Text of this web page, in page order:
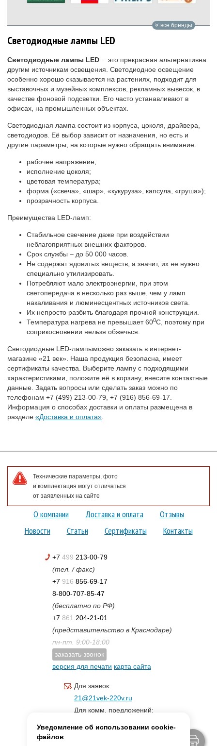
все бренды
Светодиодные лампы LED
Светодиодные лампы LED ─ это прекрасная альтернативна
другим источникам освещения. Светодиодное освещение
особенно хорошо сказывается на растениях, подходит для
выставочных и музейных комплексов, рекламных вывесок, в
качестве фоновой подсветки. Его часто устанавливают в
офисах, на промышленных объектах.
Светодиодная лампа состоит из корпуса, цоколя, драйвера,
светодиодов. Её выбор зависит от назначения, но есть и
другие параметры, на которые нужно обращать внимание:
рабочее напряжение;
исполнение цоколя;
цветовая температура;
форма («свеча», «шар», «кукуруза», капсула, «груша»);
прозрачность корпуса.
Преимущества LED-ламп:
Стабильное свечение даже при воздействии
неблагоприятных внешних факторов.
Срок службы – до 50 000 часов.
Не содержат ядовитых веществ, а значит, их не нужно
специально утилизировать.
Потребляют мало электроэнергии, при этом
светопередача в несколько раз выше, чем у ламп
накаливания и люминесцентных источников света.
Их непросто разбить благодаря прочной конструкции.
Температура нагрева не превышает 600С, поэтому при
соприкосновении нельзя обжечься.
Светодиодные LED-лампыможно заказать в интернет-
магазине «21 век». Наша продукция безопасна, имеет
сертификаты качества. Выберите лампу с подходящими
характеристиками, положите её в корзину, внесите контактные
данные. Задать вопросы или сделать заказ можно по
телефонам +7 (499) 213-00-79, +7 (916) 856-69-17.
Информация о способах доставки и оплаты размещена в
разделе « Доставка и оплата»
Технические параметры, фото
и комплектация могут отличаться
от заявленных на сайте
О компании Доставка и оплата
Отзывы
Новости
Статьи Сертификаты Контакты
+7 499 213-00-79
(тел. / факс)
+7 916 856-69-17
8-800-707-85-47
(бесплатно по РФ)
+7 861 204-21-01
(представительство в Краснодаре)
пн-пт. 9:00-18:00
заказать звонок
версия для печати карта сайта
Для заявок:
21@21vek-220v.ru
Для комм. предложений:
Уведомление об использовании cookie-
файлов